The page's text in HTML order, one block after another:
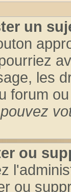
un
les
forum
ou
ou